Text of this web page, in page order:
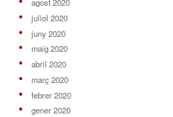
juliol 2020
juny 2020
maig 2020
abril 2020
març 2020
febrer 2020
gener 2020